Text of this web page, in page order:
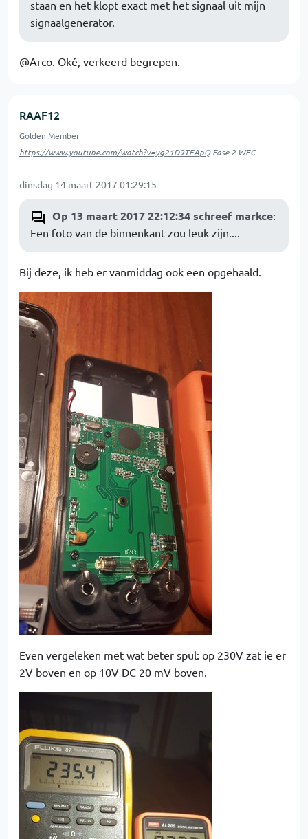
staan en het klopt exact met het signaal uit mijn
signaalgenerator.
@Arco. Oké, verkeerd begrepen.
RAAF12
Golden Member
https://www.youtube.com/watch?v=yg21D9TEApQFase 2 WEC
dinsdag 14 maart 2017 01:29:15
Op 13 maart 2017 22:12:34 schreef markce:
Een foto van de binnenkant zou leuk zijn....
Bij deze, ik heb er vanmiddag ook een opgehaald.
Even vergeleken met wat beter spul: op 230V zat ie er
2V boven en op 10V DC 20 mV boven.